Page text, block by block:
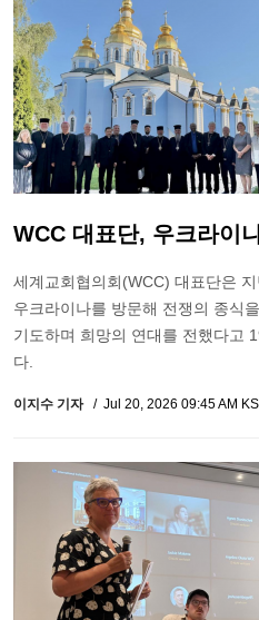
WCC 대표단, 우크라이
세계교회협의회(WCC) 대표단은
우크라이나를 방문해 전쟁의 종식
기도하며 희망의 연대를 전했다고
다.
이지수 기자 Jul 20, 2026 09:45 AM